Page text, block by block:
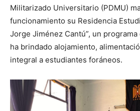
Militarizado Universitario (PDMU)
funcionamiento su Residencia
Jorge Jiménez Cantú”, un
ha brindado alojamiento,
integral a estudiantes foráneos.